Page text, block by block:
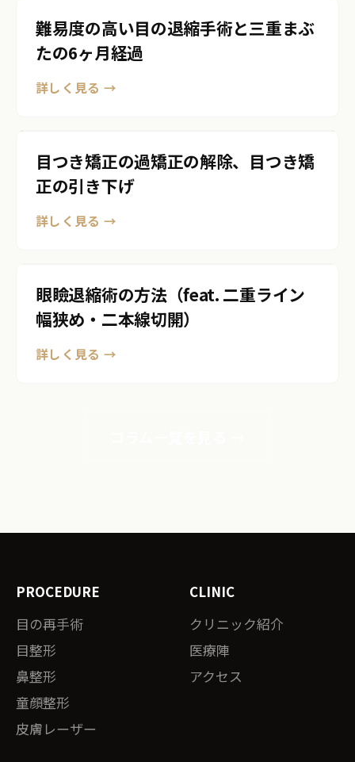
難易度の高い目の退縮手術と三重まぶ
たの6ヶ月経過
詳しく見る →
目つき矯正の過矯正の解除、目つき矯
正の引き下げ
詳しく見る →
眼瞼退縮術の方法（feat. 二重ライン
幅狭め・二本線切開）
詳しく見る →
PROCEDURE
目の再手術
目整形
鼻整形
童顔整形
皮膚レーザー
CLINIC
クリニック紹介
医療陣
アクセス